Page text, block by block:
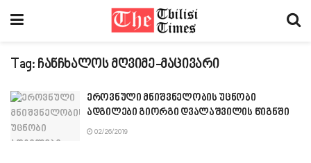
Tag: ჩანჩხალოს მღვიმე-მაცივარი
ეროვნული მნიშვნელობის უცნობი
ადგილები გიორგი დვალაშვილის წიგნში
02/26/2019